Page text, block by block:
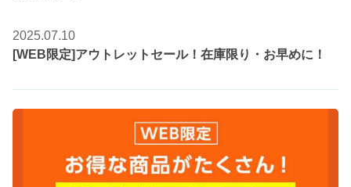
2025.07.10
[WEB限定]アウトレットセール！在庫限り・お早めに！